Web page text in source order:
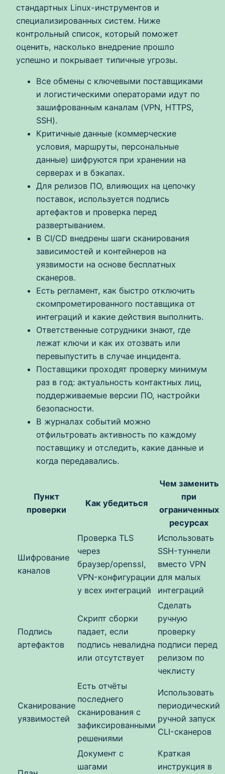
стандартных Linux-инструментов и
специализированных систем. Ниже
контрольный список, который поможет
оценить, насколько внедрение прошло
успешно и покрывает типичные угрозы.
Все обмены с ключевыми поставщиками
и логистическими операторами идут по
зашифрованным каналам (VPN, HTTPS,
SSH).
Критичные данные (коммерческие
условия, маршруты, персональные
данные) шифруются при хранении на
серверах и в бэкапах.
Для релизов ПО, влияющих на цепочку
поставок, используется подпись
артефактов и проверка перед
развертыванием.
В CI/CD внедрены шаги сканирования
зависимостей и контейнеров на
уязвимости на основе бесплатных
сканеров.
Есть регламент, как быстро отключить
скомпрометированного поставщика от
интеграций и какие действия выполнить.
Ответственные сотрудники знают, где
лежат ключи и как их отозвать или
перевыпустить в случае инцидента.
Поставщики проходят проверку минимум
раз в год: актуальность контактных лиц,
поддерживаемые версии ПО, настройки
безопасности.
В журналах событий можно
отфильтровать активность по каждому
поставщику и отследить, какие данные и
когда передавались.
Пункт
проверки
Как убедиться
Чем заменить
при
ограниченных
ресурсах
Шифрование
каналов
Проверка TLS
через
браузер/openssl,
VPN-конфигурации
у всех интеграций
Использовать
SSH-туннели
вместо VPN
для малых
интеграций
Подпись
артефактов
Скрипт сборки
падает, если
подпись невалидна
или отсутствует
Сделать
ручную
проверку
подписи перед
релизом по
чеклисту
Сканирование
уязвимостей
Есть отчёты
последнего
сканирования с
зафиксированными
решениями
Использовать
периодический
ручной запуск
CLI-сканеров
Документ с
шагами
Краткая
инструкция в